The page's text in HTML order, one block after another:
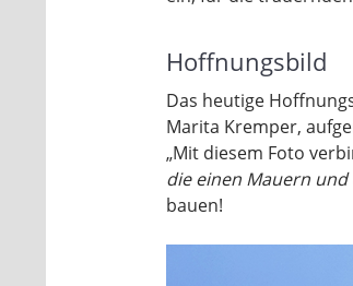
Hoffnungsbild
Das heutige
Marita Kremper,
„Mit diesem Foto
die einen Mauern
bauen!